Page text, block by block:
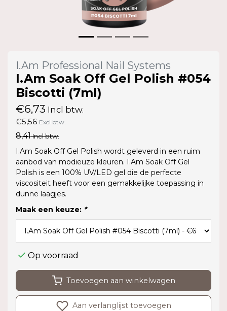
I.Am Professional Nail Systems
I.Am Soak Off Gel Polish #054
Biscotti (7ml)
€6,73 Incl btw.
€5,56 Excl btw.
8,41Incl btw.
I.Am Soak Off Gel Polish wordt geleverd in een ruim
aanbod van modieuze kleuren. I.Am Soak Off Gel
Polish is een 100% UV/LED gel die de perfecte
viscositeit heeft voor een gemakkelijke toepassing in
dunne laagjes.
Maak een keuze: *
Op voorraad
Toevoegen aan winkelwagen
Aan verlanglijst toevoegen